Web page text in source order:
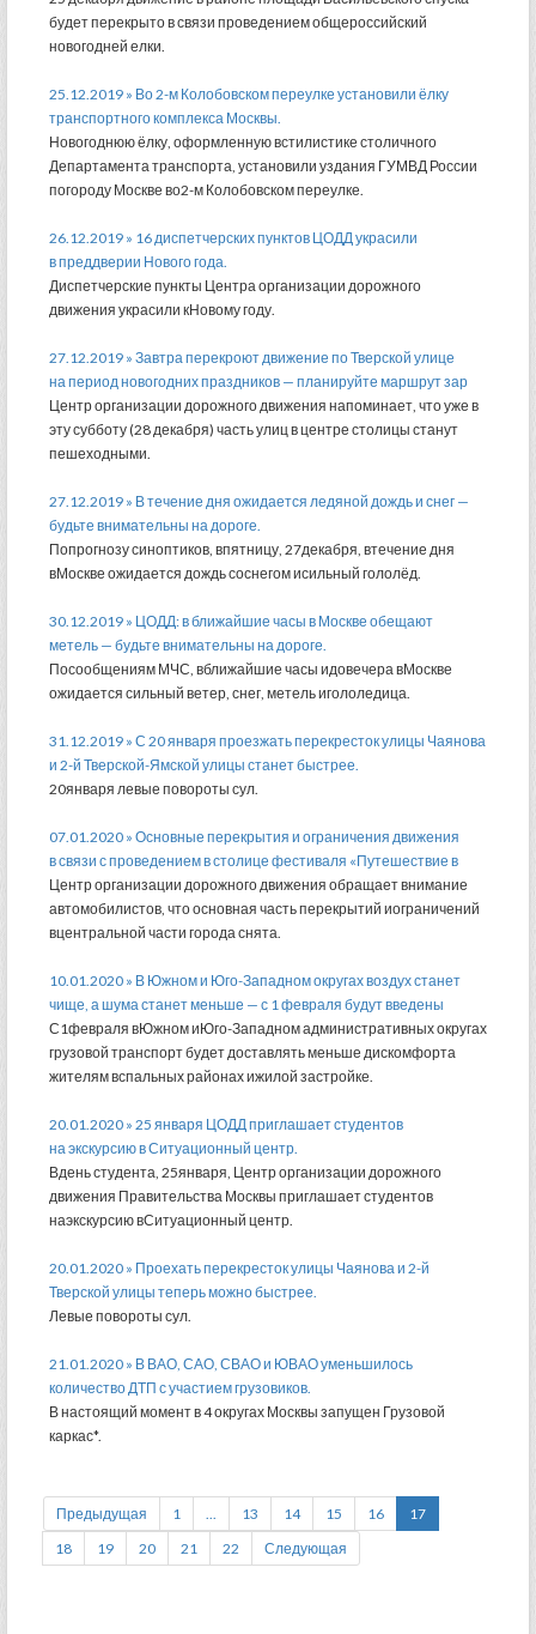
будет перекрыто в связи проведением общероссийский
новогодней елки.
25.12.2019 » Во 2-м Колобовском переулке установили ёлку
транспортного комплекса Москвы.
Новогоднюю ёлку, оформленную встилистике столичного
Департамента транспорта, установили уздания ГУМВД России
погороду Москве во2-м Колобовском переулке.
26.12.2019 » 16 диспетчерских пунктов ЦОДД украсили
в преддверии Нового года.
Диспетчерские пункты Центра организации дорожного
движения украсили кНовому году.
27.12.2019 » Завтра перекроют движение по Тверской улице
на период новогодних праздников — планируйте маршрут зар
Центр организации дорожного движения напоминает, что уже в
эту субботу (28 декабря) часть улиц в центре столицы станут
пешеходными.
27.12.2019 » В течение дня ожидается ледяной дождь и снег —
будьте внимательны на дороге.
Попрогнозу синоптиков, впятницу, 27декабря, втечение дня
вМоскве ожидается дождь соснегом исильный гололёд.
30.12.2019 » ЦОДД: в ближайшие часы в Москве обещают
метель — будьте внимательны на дороге.
Посообщениям МЧС, вближайшие часы идовечера вМоскве
ожидается сильный ветер, снег, метель игололедица.
31.12.2019 » С 20 января проезжать перекресток улицы Чаянова
и 2-й Тверской-Ямской улицы станет быстрее.
20января левые повороты сул.
07.01.2020 » Основные перекрытия и ограничения движения
в связи с проведением в столице фестиваля «Путешествие в
Центр организации дорожного движения обращает внимание
автомобилистов, что основная часть перекрытий иограничений
вцентральной части города снята.
10.01.2020 » В Южном и Юго-Западном округах воздух станет
чище, а шума станет меньше — с 1 февраля будут введены
С1февраля вЮжном иЮго-Западном административных округах
грузовой транспорт будет доставлять меньше дискомфорта
жителям вспальных районах ижилой застройке.
20.01.2020 » 25 января ЦОДД приглашает студентов
на экскурсию в Ситуационный центр.
Вдень студента, 25января, Центр организации дорожного
движения Правительства Москвы приглашает студентов
наэкскурсию вСитуационный центр.
20.01.2020 » Проехать перекресток улицы Чаянова и 2-й
Тверской улицы теперь можно быстрее.
Левые повороты сул.
21.01.2020 » В ВАО, САО, СВАО и ЮВАО уменьшилось
количество ДТП с участием грузовиков.
В настоящий момент в 4 округах Москвы запущен Грузовой
каркас*.
Предыдущая 1 ... 13 14 15 16
17
18
19 20 21 22 Следующая